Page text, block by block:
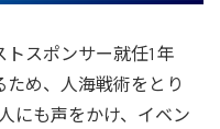
スポンサー就任1 年
め、人海戦術をとり
にも声をかけ、イベン